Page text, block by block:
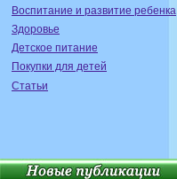
Воспитание и развитие ребенка
Здоровье
Детское питание
Покупки для детей
Статьи